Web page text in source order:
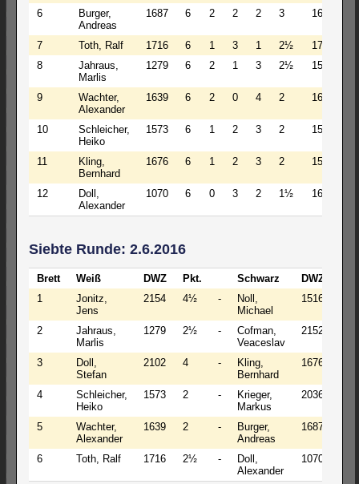
6
Burger,
Andreas
1687 6 2 2 2 3 1688
7 Toth, Ralf 1716 6 1 3 1 2½
1758
8
Jahraus,
Marlis
1279 6 2 1 3 2½ 1531
9
Wachter,
Alexander
1639 6 2 0 4 2 1631
10
Schleicher,
Heiko
1573 6 1 2 3 2 1578
11
Kling,
Bernhard
1676 6 1 2 3 2 1538
12
Doll,
Alexander
1070 6 0 3 2 1½ 1660
Siebte Runde: 2.6.2016
Brett Weiß DWZ Pkt. Schwarz DWZ
1
Jonitz,
Jens
2154 4½ -
Noll,
Michael
1516
2
Jahraus,
Marlis
1279 2½ -
Cofman,
Veaceslav
2152
3
Doll,
Stefan
2102 4 -
Kling,
Bernhard
1676
4
Schleicher,
Heiko
1573 2 -
Krieger,
Markus
2036
5
Wachter,
Alexander
1639 2 -
Burger,
Andreas
1687
6 Toth, Ralf 1716 2½ -
Doll,
Alexander
1070